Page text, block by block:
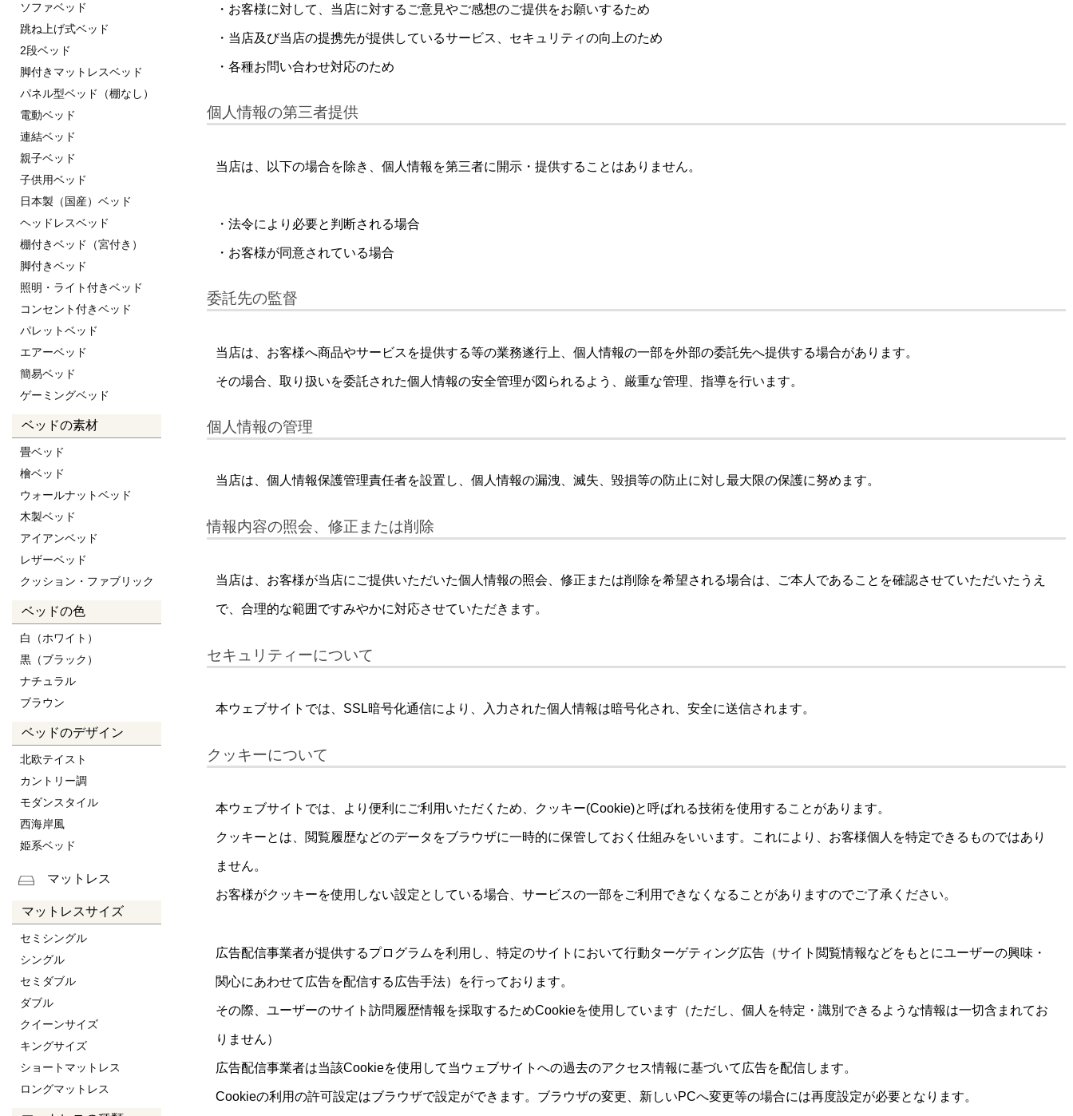
ソファベッド
跳ね上げ式ベッド
2段ベッド
脚付きマットレスベッド
パネル型ベッド（棚なし）
電動ベッド
連結ベッド
親子ベッド
子供用ベッド
日本製（国産）ベッド
ヘッドレスベッド
棚付きベッド（宮付き）
脚付きベッド
照明・ライト付きベッド
コンセント付きベッド
パレットベッド
エアーベッド
簡易ベッド
ゲーミングベッド
ベッドの素材
畳ベッド
檜ベッド
ウォールナットベッド
木製ベッド
アイアンベッド
レザーベッド
クッション・ファブリック
ベッドの色
白（ホワイト）
黒（ブラック）
ナチュラル
ブラウン
ベッドのデザイン
北欧テイスト
カントリー調
モダンスタイル
西海岸風
姫系ベッド
マットレス
マットレスサイズ
セミシングル
シングル
セミダブル
ダブル
クイーンサイズ
キングサイズ
ショートマットレス
ロングマットレス
・お客様に対して、当店に対するご意見やご感想のご提供をお願いするため
・当店及び当店の提携先が提供しているサービス、セキュリティの向上のため
・各種お問い合わせ対応のため
個人情報の第三者提供
当店は、以下の場合を除き、個人情報を第三者に開示・提供することはありません。
・法令により必要と判断される場合
・お客様が同意されている場合
委託先の監督
当店は、お客様へ商品やサービスを提供する等の業務遂行上、個人情報の一部を外部の委託先へ提供する場合があります。
その場合、取り扱いを委託された個人情報の安全管理が図られるよう、厳重な管理、指導を行います。
個人情報の管理
当店は、個人情報保護管理責任者を設置し、個人情報の漏洩、滅失、毀損等の防止に対し最大限の保護に努めます。
情報内容の照会、修正または削除
当店は、お客様が当店にご提供いただいた個人情報の照会、修正または削除を希望される場合は、ご本人であることを確認させていただいたうえ
で、合理的な範囲ですみやかに対応させていただきます。
セキュリティーについて
本ウェブサイトでは、SSL暗号化通信により、入力された個人情報は暗号化され、安全に送信されます。
クッキーについて
本ウェブサイトでは、より便利にご利用いただくため、クッキー(Cookie)と呼ばれる技術を使用することがあります。
クッキーとは、閲覧履歴などのデータをブラウザに一時的に保管しておく仕組みをいいます。これにより、お客様個人を特定できるものではあり
ません。
お客様がクッキーを使用しない設定としている場合、サービスの一部をご利用できなくなることがありますのでご了承ください。
広告配信事業者が提供するプログラムを利用し、特定のサイトにおいて行動ターゲティング広告（サイト閲覧情報などをもとにユーザーの興味・
関心にあわせて広告を配信する広告手法）を行っております。
その際、ユーザーのサイト訪問履歴情報を採取するためCookieを使用しています（ただし、個人を特定・識別できるような情報は一切含まれてお
りません）
広告配信事業者は当該Cookieを使用して当ウェブサイトへの過去のアクセス情報に基づいて広告を配信します。
Cookieの利用の許可設定はブラウザで設定ができます。ブラウザの変更、新しいPCへ変更等の場合には再度設定が必要となります。